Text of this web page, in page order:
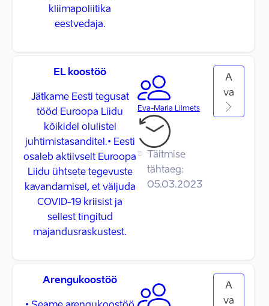
kliimapoliitika
eestvedaja.
EL koostöö
Jätkame Eesti tegusat
tööd Euroopa Liidu
kõikidel olulistel
juhtimistasanditel.• Eesti
osaleb aktiivselt Euroopa
Liidu ühtsete tegevuste
kavandamisel, et väljuda
COVID-19 kriisist ja
sellest tingitud
majandusraskustest.
Eva-Maria Liimets
Täitmise
tähtaeg:
05.03.2023
A
va
Arengukoostöö
A
va